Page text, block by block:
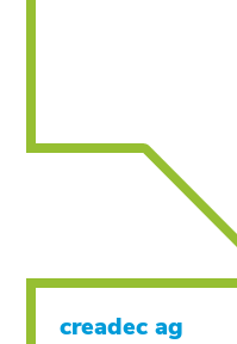
creadec ag